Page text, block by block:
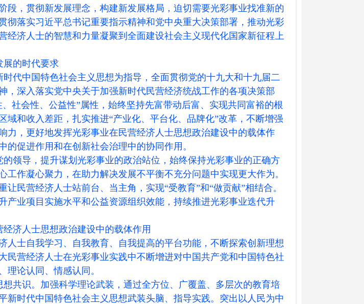
段，贯彻新发展理念，构建新发展格局，迫切需要光彩事业找准新的
彻落实习近平总书记重要指示精神和党中央重大决策部署，推动光彩
经济人士的智慧和力量凝聚到全面建设社会主义现代化国家新征程上
展的时代要求
代中国特色社会主义思想为指导，全面贯彻党的十九大和十九届二
，深入落实党中央关于加强新时代民营经济统战工作的各项决策部
社会性、公益性”属性，始终坚持先富带动后富、实现共同富裕的根
域和收入差距，扎实推进“产业化、平台化、品牌化”改革，不断增强
力，更好地发挥光彩事业在民营经济人士思想政治建设中的载体作
的促进作用和在创新社会治理中的协同作用。
领导，提升谋划光彩事业的政治站位，始终保持光彩事业的正确方
工作凝心聚力，在助力解决发展不平衡不充分问题中实现更大作为。
让民营经济人士站前台、当主角，实现“受教育”和“做贡献”相结合。
产业项目实施水平和公益资源组织效能，持续推进光彩事业迭代升
济人士思想政治建设中的载体作用
人士自我学习、自我教育、自我提高的平台功能，不断探索创新理想
民营经济人士在光彩事业实践中不断增进对中国共产党和中国特色社
理论认同、情感认同。
共识。加强科学理论武装，通过全方位、广覆盖、多层次的教育培
新时代中国特色社会主义思想武装头脑、指导实践。突出以人民为中